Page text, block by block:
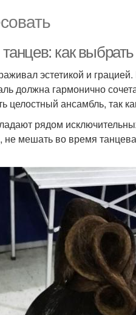
как
эстетикой и
должна гармонично
целостный ансамбль, так
рядом
не мешать во время